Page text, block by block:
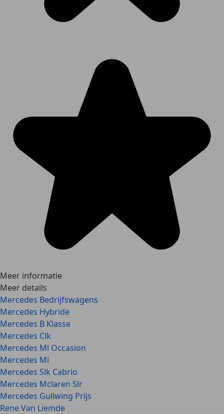
Meer informatie
Meer details
Mercedes Bedrijfswagens
Mercedes Hybride
Mercedes B Klasse
Mercedes Clk
Mercedes Ml Occasion
Mercedes Ml
Mercedes Slk Cabrio
Mercedes Mclaren Slr
Mercedes Gullwing Prijs
Rene Van Liemde